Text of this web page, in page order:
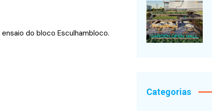
do bloco Esculhambloco.
Categorias